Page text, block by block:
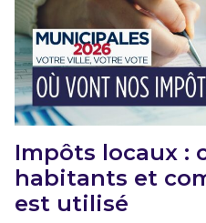
Impôts locaux :
habitants et
est utilisé